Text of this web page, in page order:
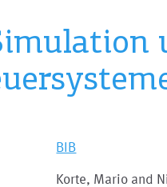
BIB
Korte, Mario and